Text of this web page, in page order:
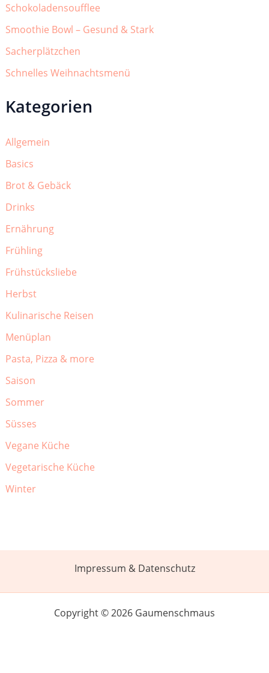
Schokoladensoufflee
Smoothie Bowl – Gesund & Stark
Sacherplätzchen
Schnelles Weihnachtsmenü
Kategorien
Allgemein
Basics
Brot & Gebäck
Drinks
Ernährung
Frühling
Frühstücksliebe
Herbst
Kulinarische Reisen
Menüplan
Pasta, Pizza & more
Saison
Sommer
Süsses
Vegane Küche
Vegetarische Küche
Winter
Impressum & Datenschutz
Copyright © 2026 Gaumenschmaus